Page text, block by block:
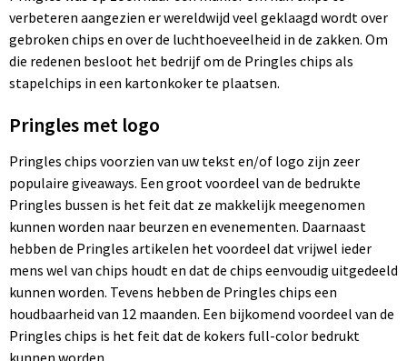
verbeteren aangezien er wereldwijd veel geklaagd wordt over
gebroken chips en over de luchthoeveelheid in de zakken. Om
die redenen besloot het bedrijf om de Pringles chips als
stapelchips in een kartonkoker te plaatsen.
Pringles met logo
Pringles chips voorzien van uw tekst en/of logo zijn zeer
populaire giveaways. Een groot voordeel van de bedrukte
Pringles bussen is het feit dat ze makkelijk meegenomen
kunnen worden naar beurzen en evenementen. Daarnaast
hebben de Pringles artikelen het voordeel dat vrijwel ieder
mens wel van chips houdt en dat de chips eenvoudig uitgedeeld
kunnen worden. Tevens hebben de Pringles chips een
houdbaarheid van 12 maanden. Een bijkomend voordeel van de
Pringles chips is het feit dat de kokers full-color bedrukt
kunnen worden.